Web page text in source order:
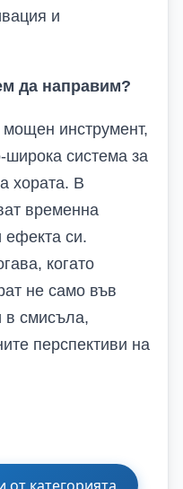
и
да направим?
инструмент,
широка система за
хората. В
временна
ефекта си.
когато
не само във
в смисъла,
перспективи на